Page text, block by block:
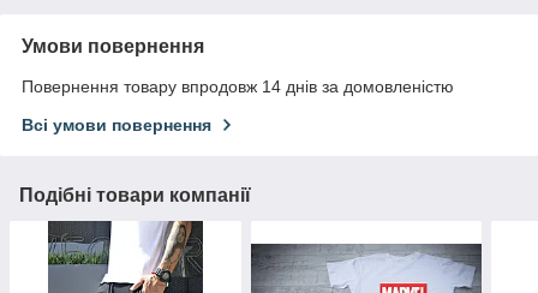
Умови повернення
Повернення товару впродовж 14 днів за домовленістю
Всі умови повернення
Подібні товари компанії